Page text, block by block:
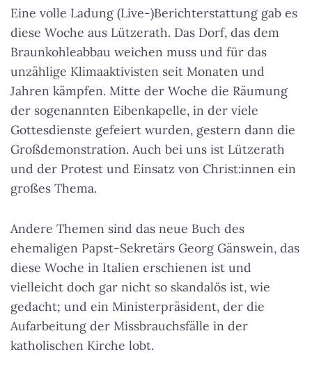
Eine volle Ladung (Live-)Berichterstattung gab es
diese Woche aus Lützerath. Das Dorf, das dem
Braunkohleabbau weichen muss und für das
unzählige Klimaaktivisten seit Monaten und
Jahren kämpfen. Mitte der Woche die Räumung
der sogenannten Eibenkapelle, in der viele
Gottesdienste gefeiert wurden, gestern dann die
Großdemonstration. Auch bei uns ist Lützerath
und der Protest und Einsatz von Christ:innen ein
großes Thema.
Andere Themen sind das neue Buch des
ehemaligen Papst-Sekretärs Georg Gänswein, das
diese Woche in Italien erschienen ist und
vielleicht doch gar nicht so skandalös ist, wie
gedacht; und ein Ministerpräsident, der die
Aufarbeitung der Missbrauchsfälle in der
katholischen Kirche lobt.